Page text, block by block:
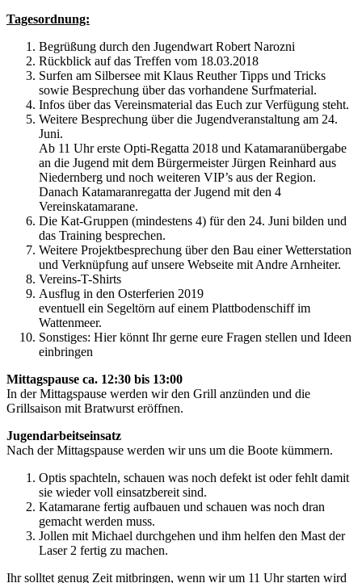
Tagesordnung:
Begrüßung durch den Jugendwart Robert Narozni
Rückblick auf das Treffen vom 18.03.2018
Surfen am Silbersee mit Klaus Reuther Tipps und Tricks
sowie Besprechung über das vorhandene Surfmaterial.
Infos über das Vereinsmaterial das Euch zur Verfügung steht.
Weitere Besprechung über die Jugendveranstaltung am 24.
Juni.
Ab 11 Uhr erste Opti-Regatta 2018 und Katamaranübergabe
an die Jugend mit dem Bürgermeister Jürgen Reinhard aus
Niedernberg und noch weiteren VIP’s aus der Region.
Danach Katamaranregatta der Jugend mit den 4
Vereinskatamarane.
Die Kat-Gruppen (mindestens 4) für den 24. Juni bilden und
das Training besprechen.
Weitere Projektbesprechung über den Bau einer Wetterstation
und Verknüpfung auf unsere Webseite mit Andre Arnheiter.
Vereins-T-Shirts
Ausflug in den Osterferien 2019
eventuell ein Segeltörn auf einem Plattbodenschiff im
Wattenmeer.
Sonstiges: Hier könnt Ihr gerne eure Fragen stellen und Ideen
einbringen
Mittagspause ca. 12:30 bis 13:00
In der Mittagspause werden wir den Grill anzünden und die
Grillsaison mit Bratwurst eröffnen.
Jugendarbeitseinsatz
Nach der Mittagspause werden wir uns um die Boote kümmern.
Optis spachteln, schauen was noch defekt ist oder fehlt damit
sie wieder voll einsatzbereit sind.
Katamarane fertig aufbauen und schauen was noch dran
gemacht werden muss.
Jollen mit Michael durchgehen und ihm helfen den Mast der
Laser 2 fertig zu machen.
Ihr solltet genug Zeit mitbringen, wenn wir um 11 Uhr starten wird